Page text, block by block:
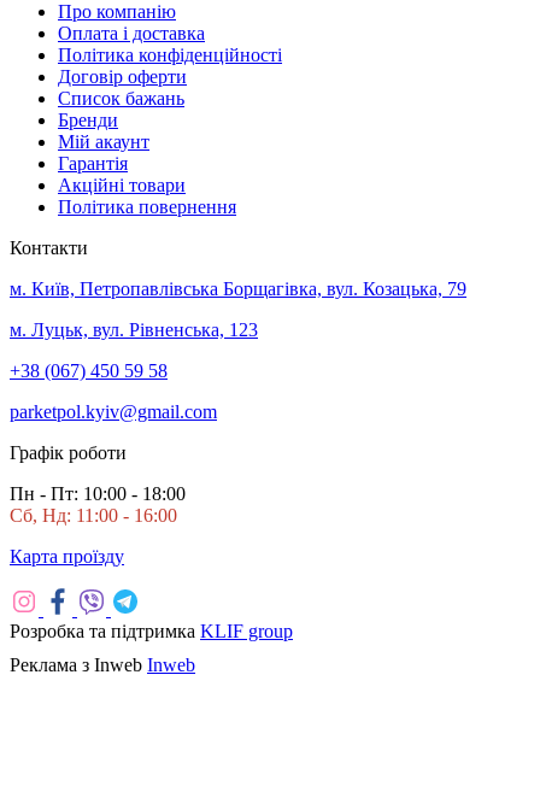
Про компанію
Оплата і доставка
Політика конфіденційності
Договір оферти
Список бажань
Бренди
Мій акаунт
Гарантія
Акційні товари
Політика повернення
Контакти
м. Київ, Петропавлівська Борщагівка, вул. Козацька, 79
м. Луцьк, вул. Рівненська, 123
+38 (067) 450 59 58
parketpol.kyiv@gmail.com
Графік роботи
Пн - Пт: 10:00 - 18:00
Сб, Нд: 11:00 - 16:00
Карта проїзду
Розробка та підтримка KLIF group
Реклама з Inweb Inweb